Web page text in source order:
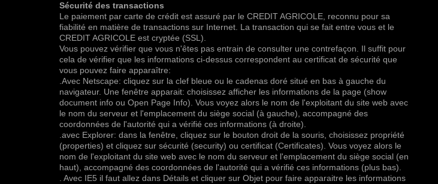
Sécurité des transactions
Le paiement par carte de crédit est assuré par le CREDIT AGRICOLE, reconnu pour sa
fiabilité en matière de transactions sur Internet. La transaction qui se fait entre vous et le
CREDIT AGRICOLE est cryptée (SSL).
Vous pouvez vérifier que vous n'êtes pas entrain de consulter une contrefaçon. Il suffit pour
cela de vérifier que les informations ci-dessus correspondent au certificat de sécurité que
vous pouvez faire apparaître:
.Avec Netscape: cliquez sur la clef bleue ou le cadenas doré situé en bas à gauche du
navigateur. Une fenêtre apparait: choisissez afficher les informations de la page (show
document info ou Open Page Info). Vous voyez alors le nom de l'exploitant du site web avec
le nom du serveur et l'emplacement du siège social (à gauche), accompagné des
coordonnées de l'autorité qui a vérifié ces informations (à droite).
.avec Explorer: dans la fenêtre, cliquez sur le bouton droit de la souris, choisissez propriété
(properties) et cliquez sur sécurité (security) ou certificat (Certificates). Vous voyez alors le
nom de l'exploitant du site web avec le nom du serveur et l'emplacement du siège social (en
haut), accompagné des coordonnées de l'autorité qui a vérifié ces informations (plus bas).
. Avec IE5 il faut allez dans Détails et cliquer sur Objet pour faire apparaitre les informations